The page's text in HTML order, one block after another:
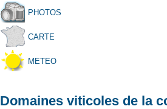
PHOTOS
CARTE
METEO
Domaines viticoles de la